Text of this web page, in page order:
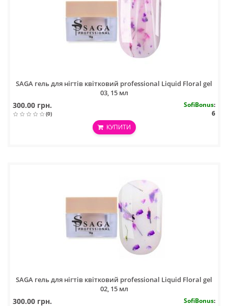
SAGA гель для нігтів квітковий professional Liquid Floral gel
03, 15 мл
300.00 грн.
(0)
SofiBonus:
6
КУПИТИ
SAGA гель для нігтів квітковий professional Liquid Floral gel
02, 15 мл
300.00 грн. SofiBonus: